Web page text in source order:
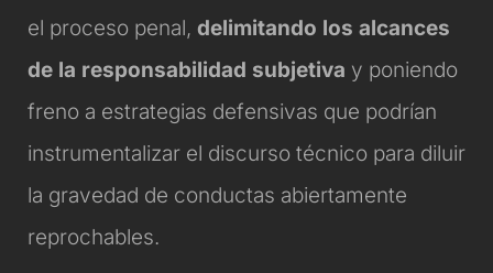
el proceso penal, delimitando los alcances
de la responsabilidad subjetiva y poniendo
freno a estrategias defensivas que podrían
instrumentalizar el discurso técnico para diluir
la gravedad de conductas abiertamente
reprochables.